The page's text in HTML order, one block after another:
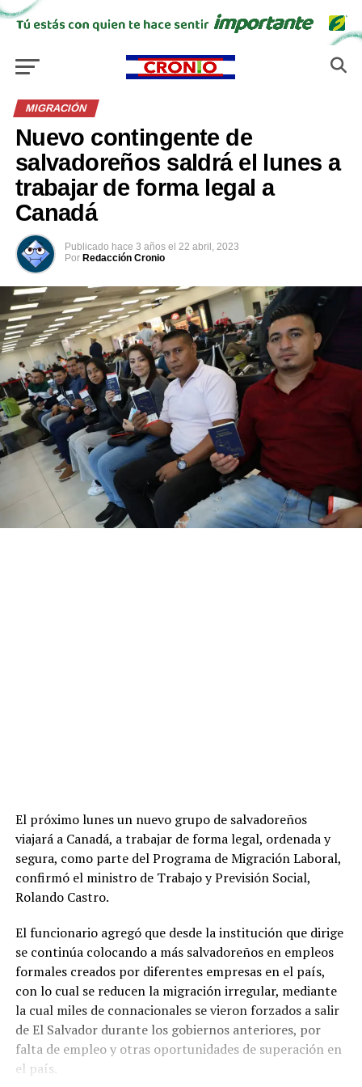
MIGRACIÓN
Nuevo contingente de
salvadoreños saldrá el lunes a
trabajar de forma legal a
Canadá
Publicado hace 3 años el 22 abril, 2023
Por Redacción Cronio
El próximo lunes un nuevo grupo de salvadoreños
viajará a Canadá, a trabajar de forma legal, ordenada y
segura, como parte del Programa de Migración Laboral,
confirmó el ministro de Trabajo y Previsión Social,
Rolando Castro.
El funcionario agregó que desde la institución que dirige
se continúa colocando a más salvadoreños en empleos
formales creados por diferentes empresas en el país,
con lo cual se reducen la migración irregular, mediante
la cual miles de connacionales se vieron forzados a salir
de El Salvador durante los gobiernos anteriores, por
falta de empleo y otras oportunidades de superación en
el país.